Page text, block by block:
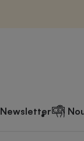
Newsletter